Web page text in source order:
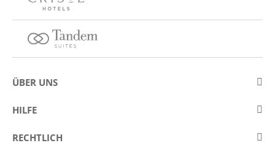
ÜBER UNS
Über Eurostars Hotel Company
HILFE
Kontakt
RECHTLICH